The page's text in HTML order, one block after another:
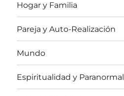
Hogar y Familia
Pareja y Auto-Realización
Mundo
Espiritualidad y Paranormal